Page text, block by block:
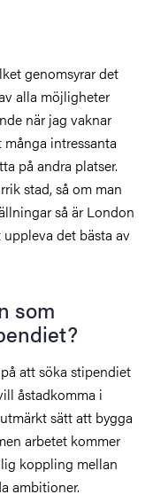
genomsyrar det
alla möjligheter
när jag vaknar
intressanta
på andra platser.
stad, så om man
så är London
det bästa av
som
att söka stipendiet
åstadkomma i
sätt att bygga
arbetet kommer
koppling mellan
ambitioner.